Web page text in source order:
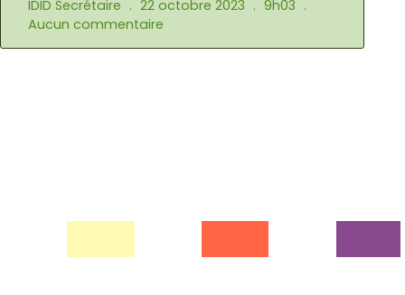
IDID Secrétaire 22 octobre 2023
9h03
Aucun commentaire